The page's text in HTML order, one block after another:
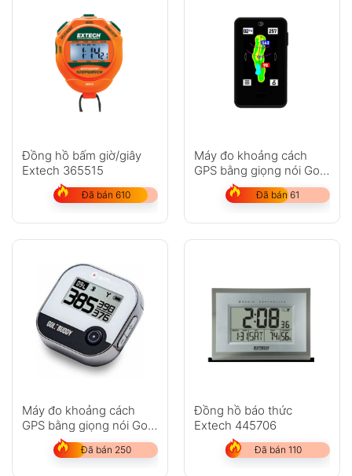
Đồng hồ bấm giờ/giây
Extech 365515
Đã bán 610
Máy đo khoảng cách
GPS bằng giọng nói Golf
Buddy VTX
Đã bán 61
Máy đo khoảng cách
GPS bằng giọng nói Golf
Buddy aim V10
Đã bán 250
Đồng hồ báo thức
Extech 445706
Đã bán 110